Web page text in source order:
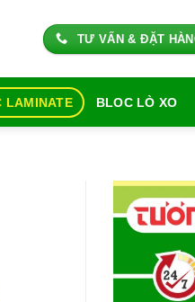
TƯ VẤN & ĐẶT
LAMINATE BLOC LÒ XO